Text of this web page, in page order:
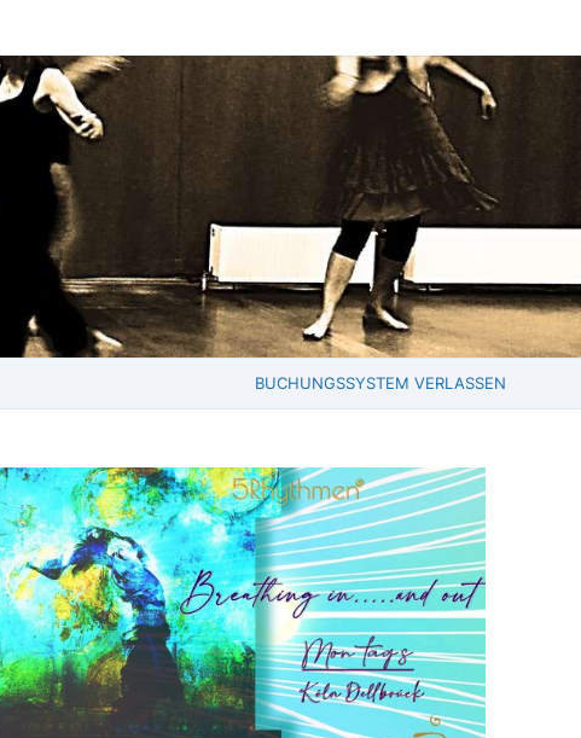
BUCHUNGSSYSTEM VERLASSEN